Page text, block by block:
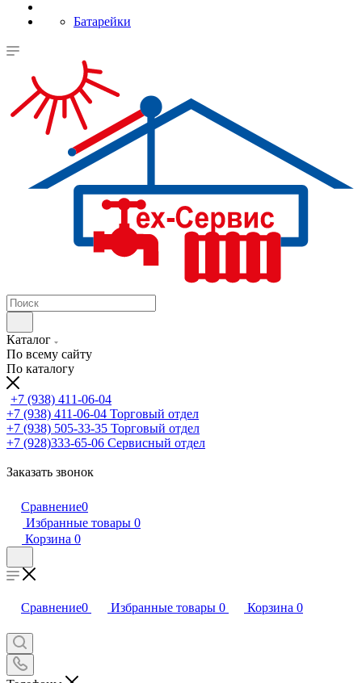
Батарейки
Каталог
По всему сайту
По каталогу
+7 (938) 411-06-04
+7 (938) 411-06-04 Торговый отдел
+7 (938) 505-33-35 Торговый отдел
+7 (928)333-65-06 Сервисный отдел
Заказать звонок
Сравнение0
Избранные товары 0
Корзина 0
Сравнение0 Избранные товары 0 Корзина 0